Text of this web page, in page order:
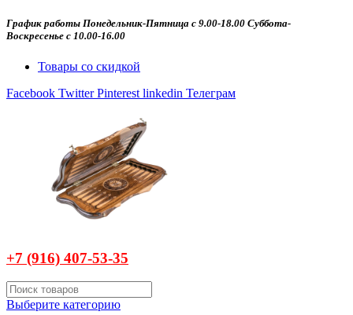
График работы Понедельник-Пятница с 9.00-18.00 Суббота-
Воскресенье с 10.00-16.00
Товары со скидкой
Facebook Twitter Pinterest linkedin Телеграм
+7 (916) 407-53-35
Выберите категорию